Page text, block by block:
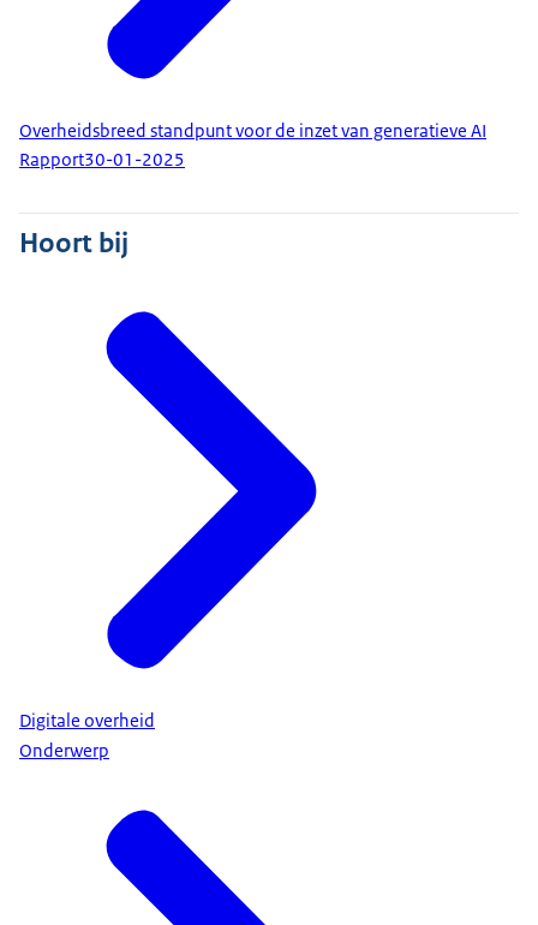
Overheidsbreed standpunt voor de inzet van generatieve AI
Rapport30-01-2025
Hoort bij
Digitale overheid
Onderwerp